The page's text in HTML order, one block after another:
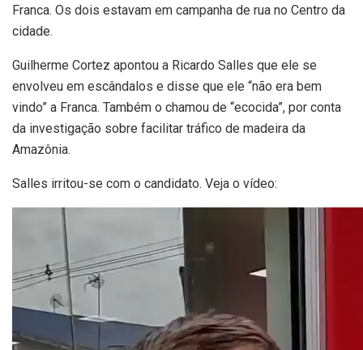
Franca. Os dois estavam em campanha de rua no Centro da
cidade.
Guilherme Cortez apontou a Ricardo Salles que ele se
envolveu em escândalos e disse que ele “não era bem
vindo” a Franca. Também o chamou de “ecocida”, por conta
da investigação sobre facilitar tráfico de madeira da
Amazônia.
Salles irritou-se com o candidato. Veja o vídeo: